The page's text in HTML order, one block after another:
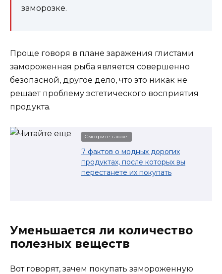
заморозке.
Проще говоря в плане заражения глистами
замороженная рыба является совершенно
безопасной, другое дело, что это никак не
решает проблему эстетического восприятия
продукта.
Смотрите также:
7 фактов о модных дорогих
продуктах, после которых вы
перестанете их покупать
Уменьшается ли количество
полезных веществ
Вот говорят, зачем покупать замороженную